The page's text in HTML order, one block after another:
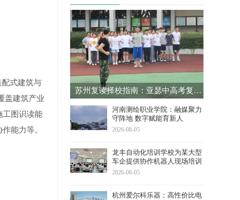
式建筑与
盖建筑产业
工图识读能
能力等。
苏州复读择校指南：亚瑟中高考复读学校解析
河南测绘职业学院：融媒聚力
守阵地 数字赋能育新人
2026-08-05
龙丰自动化培训学校为某大型
车企提供协作机器人现场培训
2026-08-05
杭州爱尔科乐器：高性价比电